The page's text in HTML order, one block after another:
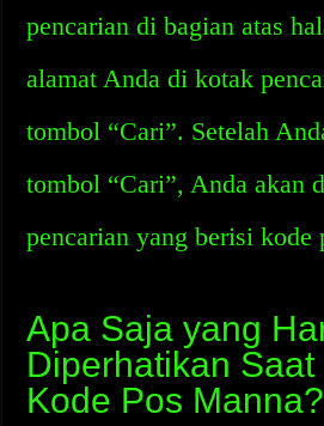
pencarian di bagian atas
alamat Anda di kotak
tombol “Cari”. Setelah
tombol “Cari”, Anda akan
pencarian yang berisi kode
Apa Saja yang
Diperhatikan Saat
Kode Pos Manna?